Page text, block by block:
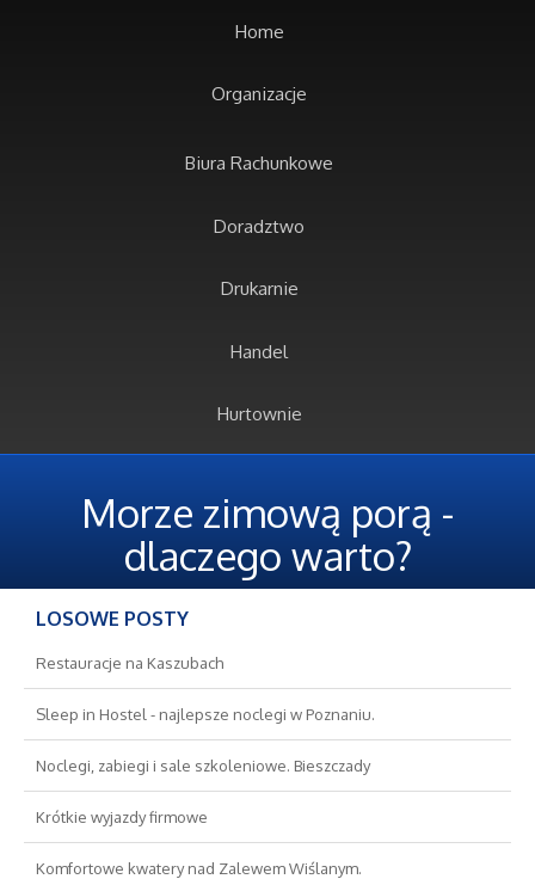
Home
Organizacje
Biura Rachunkowe
Doradztwo
Drukarnie
Handel
Hurtownie
Banki, Przelewy, Waluty, Kantory
Wykończenia
Projektowanie
Morze zimową porą -
dlaczego warto?
LOSOWE POSTY
Restauracje na Kaszubach
Sleep in Hostel - najlepsze noclegi w Poznaniu.
Noclegi, zabiegi i sale szkoleniowe. Bieszczady
Krótkie wyjazdy firmowe
Komfortowe kwatery nad Zalewem Wiślanym.